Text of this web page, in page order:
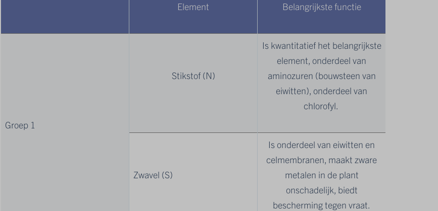
Element Belangrijkste functie
Groep 1
Stikstof (N)
Is kwantitatief het belangrijkste
element, onderdeel van
aminozuren (bouwsteen van
eiwitten), onderdeel van
chlorofyl.
Zwavel (S)
Is onderdeel van eiwitten en
celmembranen, maakt zware
metalen in de plant
onschadelijk, biedt
bescherming tegen vraat.